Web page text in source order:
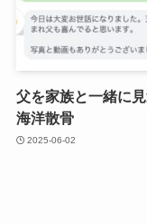
父を​家族と​一緒に​
海洋散骨
2025-06-02